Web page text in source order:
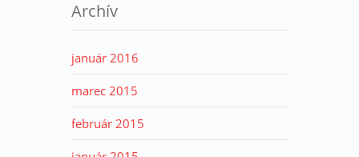
Archív
január 2016
marec 2015
február 2015